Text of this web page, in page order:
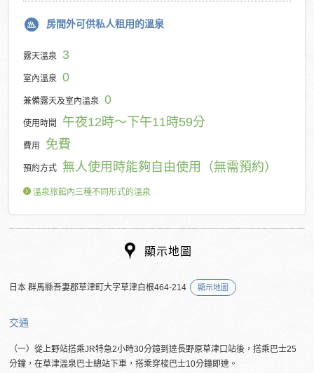
房間外可供私人租用的溫泉
露天溫泉 3
室內溫泉 0
兼備露天及室內溫泉 0
使用時間 午夜12時～下午11時59分
費用 免費
預約方式 無人使用時能夠自由使用（無需預約）
溫泉旅館內三種不同形式的溫泉
顯示地圖
日本 群馬縣吾妻郡草津町大字草津白根464-214 顯示地圖
交通
（一）從上野站搭乘JR特急2小時30分鐘到達長野原草津口站後，搭乘巴士25
分鐘，在草津溫泉巴士總站下車，搭乘穿梭巴士10分鐘即達。